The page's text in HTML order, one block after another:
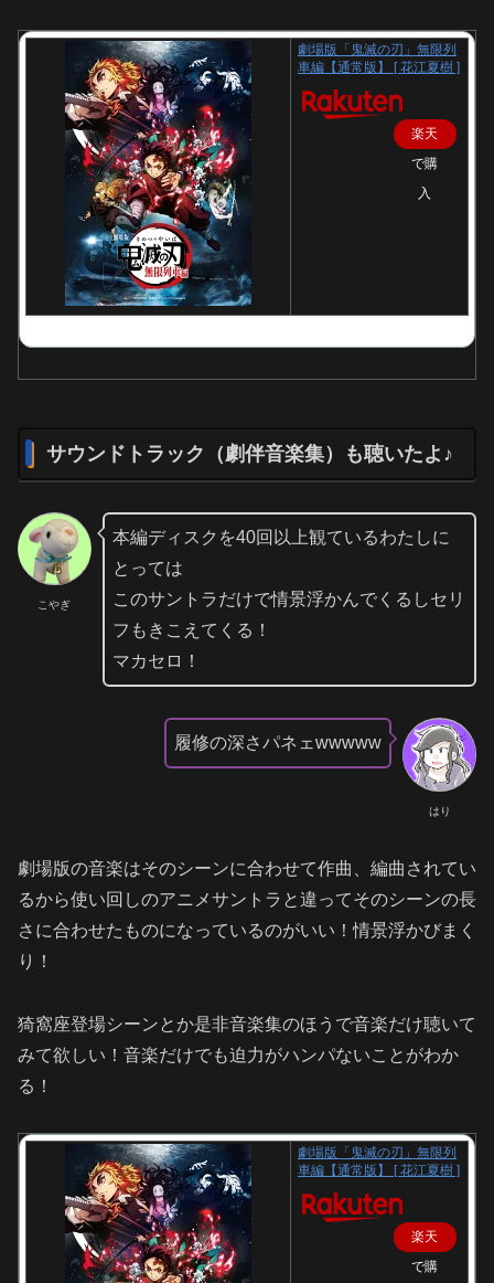
劇場版「鬼滅の刃」無限列
車編【通常版】 [ 花江夏樹 ]
楽天
で購
入
サウンドトラック（劇伴音楽集）も聴いたよ♪
こやぎ
本編ディスクを40回以上観ているわたしに
とっては
このサントラだけで情景浮かんでくるしセリ
フもきこえてくる！
マカセロ！
はり
履修の深さパネェwwwww
劇場版の音楽はそのシーンに合わせて作曲、編曲されてい
るから使い回しのアニメサントラと違ってそのシーンの長
さに合わせたものになっているのがいい！情景浮かびまく
り！
猗窩座登場シーンとか是非音楽集のほうで音楽だけ聴いて
みて欲しい！音楽だけでも迫力がハンパないことがわか
る！
劇場版「鬼滅の刃」無限列
車編【通常版】 [ 花江夏樹 ]
楽天
で購